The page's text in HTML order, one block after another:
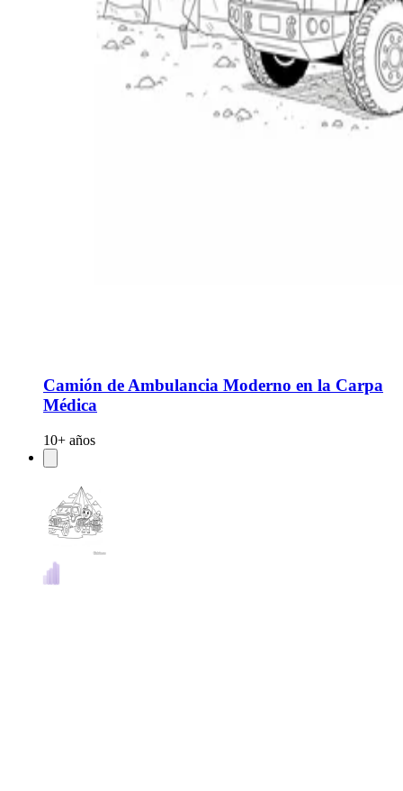
Camión de Ambulancia Moderno en la Carpa
Médica
10+ años